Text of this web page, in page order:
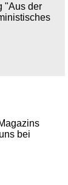
"Aus der
bei